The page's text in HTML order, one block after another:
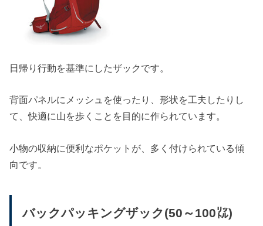
日帰り行動を基準にしたザックです。
背面パネルにメッシュを使ったり、形状を工夫したりし
て、快適に山を歩くことを目的に作られています。
小物の収納に便利なポケットが、多く付けられている傾
向です。
バックパッキングザック(50～100㍑)